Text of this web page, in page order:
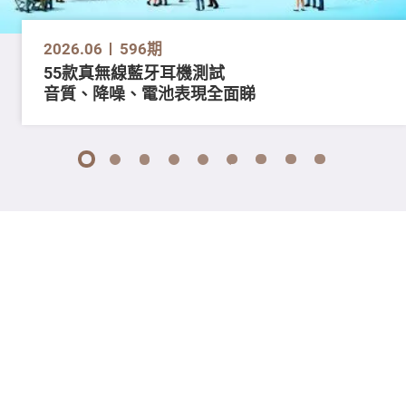
2026.06 596期
55款真無線藍牙耳機測試
音質、降噪、電池表現全面睇
1 2 3 4 5 6 7 8 9